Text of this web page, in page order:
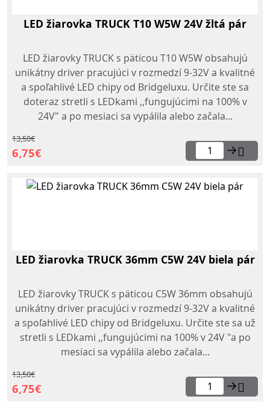
LED žiarovka TRUCK T10 W5W 24V žltá pár
LED žiarovky TRUCK s päticou T10 W5W obsahujú
unikátny driver pracujúci v rozmedzí 9-32V a kvalitné
a spoľahlivé LED chipy od Bridgeluxu. Určite ste sa
doteraz stretli s LEDkami ,,fungujúcimi na 100% v
24V" a po mesiaci sa vypálila alebo začala...
13,50€
6,75€ →
LED žiarovka TRUCK 36mm C5W 24V biela pár
LED žiarovky TRUCK s päticou C5W 36mm obsahujú
unikátny driver pracujúci v rozmedzí 9-32V a kvalitné
a spoľahlivé LED chipy od Bridgeluxu. Určite ste sa už
stretli s LEDkami ,,fungujúcimi na 100% v 24V "a po
mesiaci sa vypálila alebo začala...
13,50€
6,75€ →